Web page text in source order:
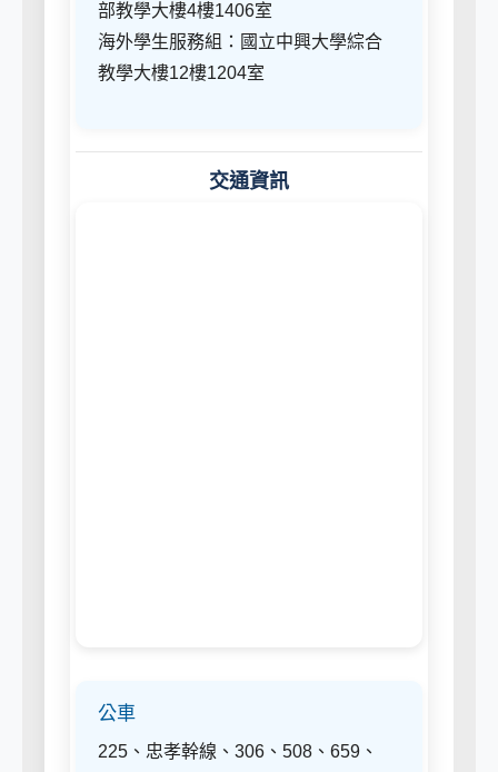
部教學大樓4樓1406室
海外學生服務組：國立中興大學綜合
教學大樓12樓1204室
交通資訊
公車
225、忠孝幹線、306、508、659、